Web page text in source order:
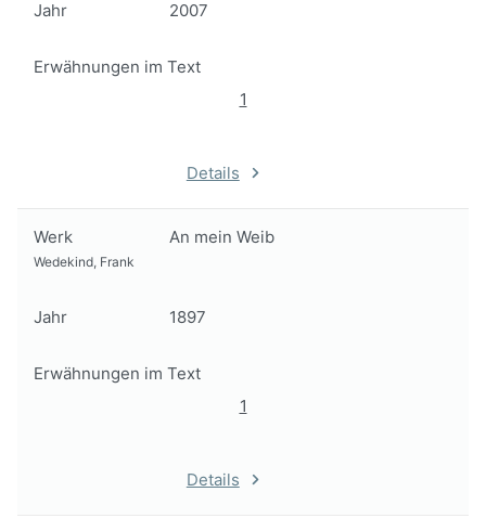
Jahr 2007
Erwähnungen im Text
1
Details
Werk An mein Weib
Wedekind, Frank
Jahr 1897
Erwähnungen im Text
1
Details